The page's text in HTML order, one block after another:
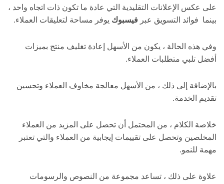
على عكس الإعلانات التقليدية التي عادة ما تكون ذات اتجاه واحد ،
بينما فوائد التسويق عبر فيسبوك يوفر مساحة لتعليقات العملاء.
وفي هذه الحالة ، يكون من الأسهل إعادة تغليف منتج بميزات
أفضل تلبي متطلبات العملاء.
بالإضافة إلى ذلك ، من الأسهل معالجة مخاوف العملاء وتحسين
تقديم الخدمة.
خلاصة الكلام ، من المحتمل أن تحصل على المزيد من العملاء
المخلصين وتحصل على تقييمات إيجابية من العملاء والتي تعتبر
مهمة للنمو.
علاوة على ذلك ، تساعد مجموعة من النصوص والرسومات